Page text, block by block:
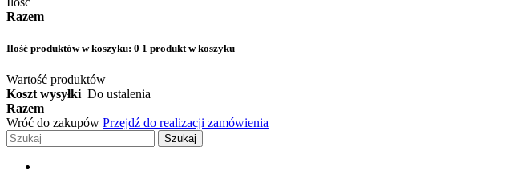
Razem
Ilość produktów w koszyku: 0 1 produkt w koszyku
Wartość produktów
Koszt wysyłki Do ustalenia
Razem
Wróć do zakupów Przejdź do realizacji zamówienia
Szukaj